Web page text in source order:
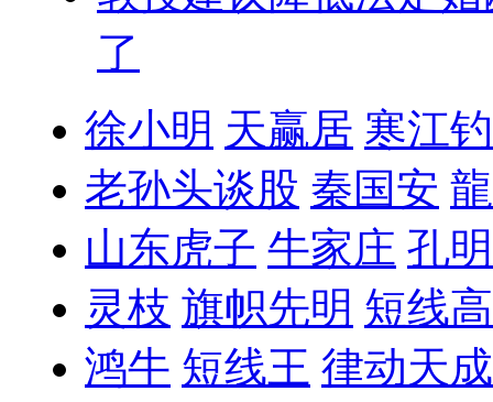
了
徐小明 天赢居 寒江
老孙头谈股 秦国安
山东虎子 牛家庄 孔
灵枝 旗帜先明 短线
鸿牛 短线王 律动天成